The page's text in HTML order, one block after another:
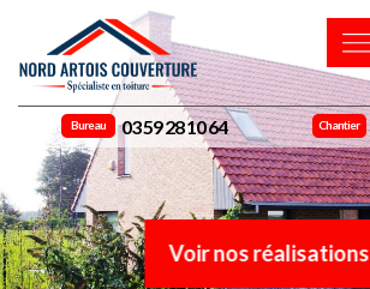
Bureau 03 59 28 10 64 Chantier
Voir nos réalisations